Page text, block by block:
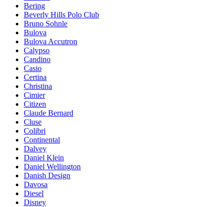
Bering
Beverly Hills Polo Club
Bruno Sohnle
Bulova
Bulova Accutron
Calypso
Candino
Casio
Certina
Christina
Cimier
Citizen
Claude Bernard
Cluse
Colibri
Continental
Dalvey
Daniel Klein
Daniel Wellington
Danish Design
Davosa
Diesel
Disney